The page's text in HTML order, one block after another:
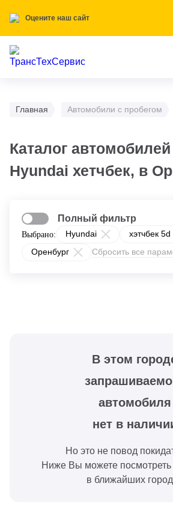
Главная Автомобили с пробегом
Каталог
Hyundai хетчбек, в
Выбрано: Hyundai
хэтчбек 5d
Оренбург
Сбросить все
Полный фильтр
В этом
автомобиля
нет в
Но это не повод
Ниже Вы можете посмотреть
в ближайших
Оцените наш сайт